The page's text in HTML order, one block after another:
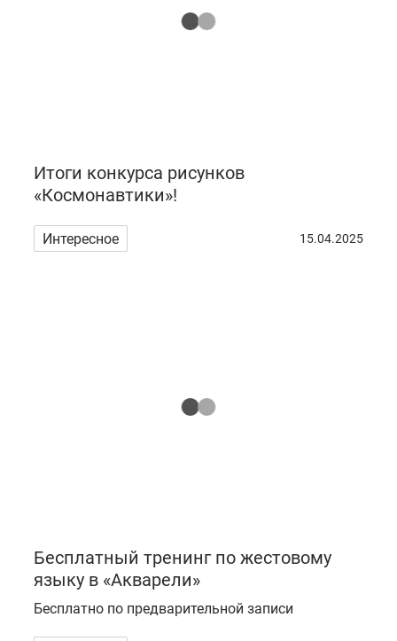
Итоги конкурса рисунков
«Космонавтики»!
Интересное 15.04.2025
Бесплатный тренинг по жестовому
языку в «Акварели»
Бесплатно по предварительной записи